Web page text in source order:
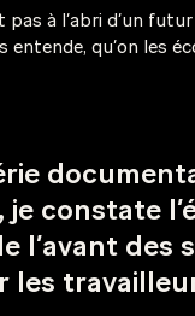
à l’abri d’un
qu’on les
constate
l’avant des
les